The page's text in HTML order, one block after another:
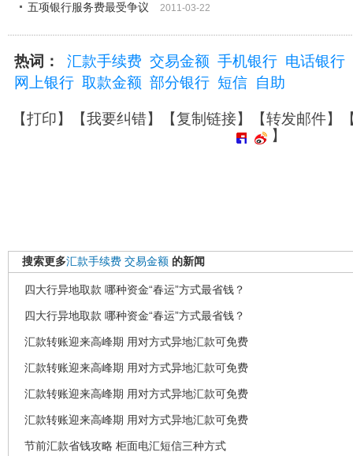
五项银行服务费最受争议 2011-03-22
热词： 汇款手续费 交易金额 手机银行 电话银行
网上银行 取款金额 部分银行 短信 自助
【打印】【我要纠错】【复制链接】【转发邮件】
】
搜索更多汇款手续费 交易金额 的新闻
四大行异地取款 哪种资金“春运”方式最省钱？
四大行异地取款 哪种资金“春运”方式最省钱？
汇款转账迎来高峰期 用对方式异地汇款可免费
汇款转账迎来高峰期 用对方式异地汇款可免费
汇款转账迎来高峰期 用对方式异地汇款可免费
汇款转账迎来高峰期 用对方式异地汇款可免费
节前汇款省钱攻略 柜面电汇短信三种方式